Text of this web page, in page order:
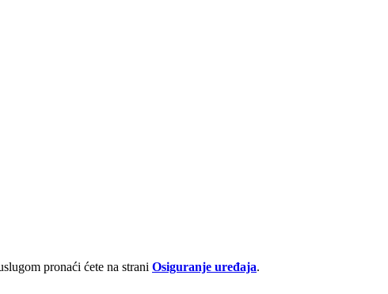
pronaći ćete na strani Osiguranje uređaja.